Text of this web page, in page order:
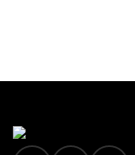
FOOTER